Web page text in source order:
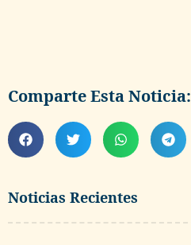
Noticias Recientes
Comparte Esta Noticia: